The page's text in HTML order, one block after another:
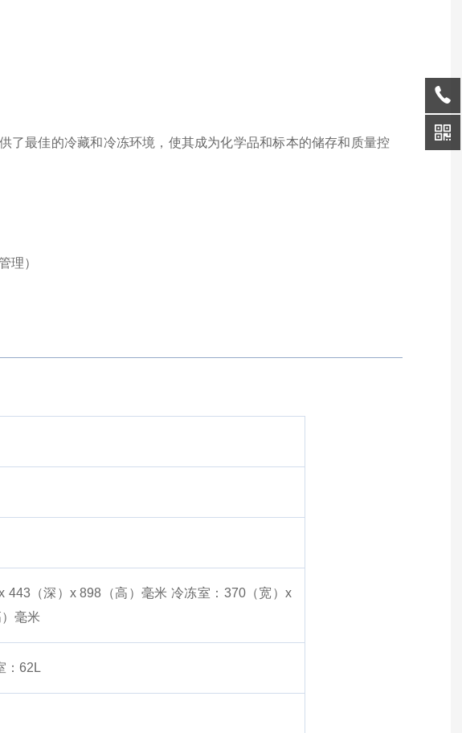
了最佳的冷藏和冷冻环境，使其成为化学品和标本的储存和质量控
理）
443（深）x 898（高）毫米 冷冻室：370（宽）x
毫米
：62L